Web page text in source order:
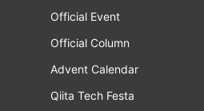
Official Event
Official Column
Advent Calendar
Qiita Tech Festa